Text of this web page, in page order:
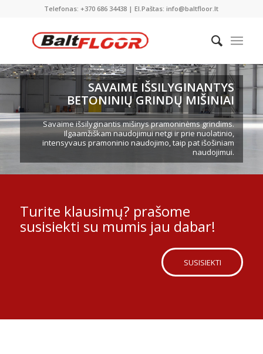
Telefonas: +370 686 34438 | El.Paštas: info@baltfloor.lt
SAVAIME IŠSILYGINANTYS
BETONINIŲ GRINDŲ MIŠINIAI
Savaime išsilyginantis mišinys pramoninėms grindims.
Ilgaamžiškam naudojimui netgi ir prie nuolatinio,
intensyvaus pramoninio naudojimo, taip pat išošiniam
naudojimui.
Turite klausimų? prašome
susisiekti su mumis jau dabar!
SUSISIEKTI